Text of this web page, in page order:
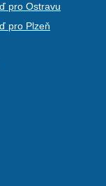
pro Ostravu
pro Plzeň